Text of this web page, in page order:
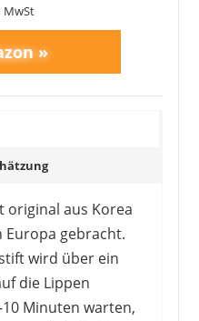
MwSt
original aus Korea
Europa gebracht.
wird über ein
die Lippen
Minuten warten,